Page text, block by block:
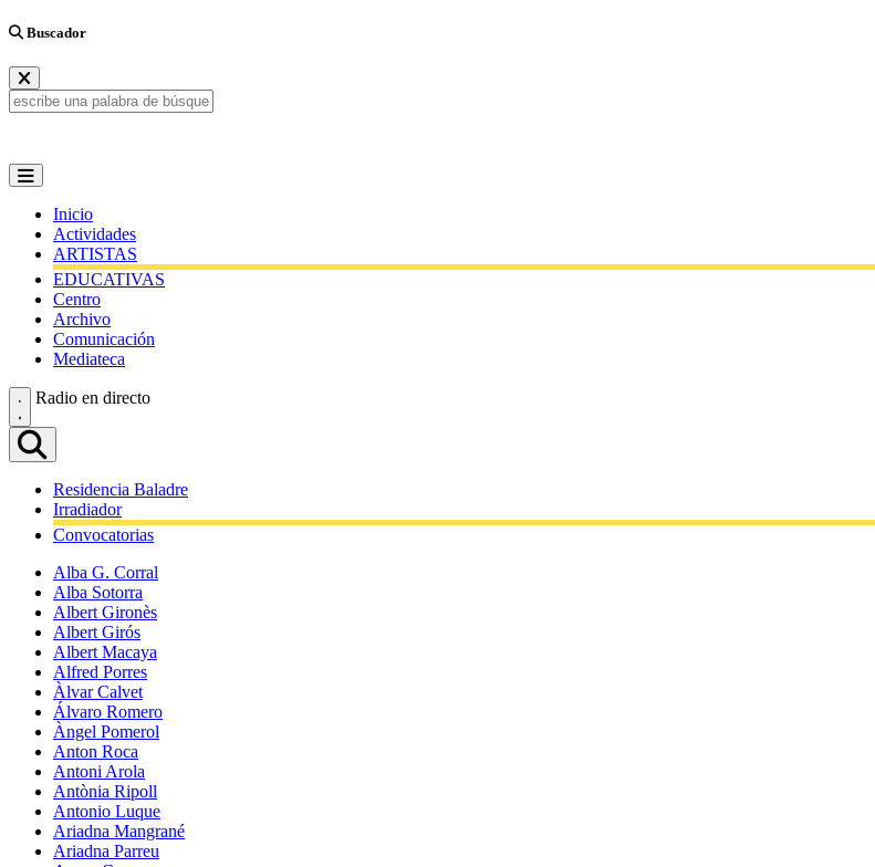
Buscador
Inicio
Actividades
ARTISTAS
EDUCATIVAS
Centro
Archivo
Comunicación
Mediateca
Radio en directo
Residencia Baladre
Irradiador
Convocatorias
Alba G. Corral
Alba Sotorra
Albert Gironès
Albert Girós
Albert Macaya
Alfred Porres
Àlvar Calvet
Álvaro Romero
Àngel Pomerol
Anton Roca
Antoni Arola
Antònia Ripoll
Antonio Luque
Ariadna Mangrané
Ariadna Parreu